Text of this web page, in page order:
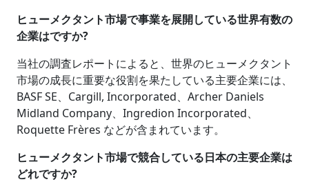
ヒューメクタント市場で事業を展開している世界有数の
企業はですか?
当社の調査レポートによると、世界のヒューメクタント
市場の成長に重要な役割を果たしている主要企業には、
BASF SE、Cargill, Incorporated、Archer Daniels
Midland Company、Ingredion Incorporated、
Roquette Frères などが含まれています。
ヒューメクタント市場で競合している日本の主要企業は
どれですか?